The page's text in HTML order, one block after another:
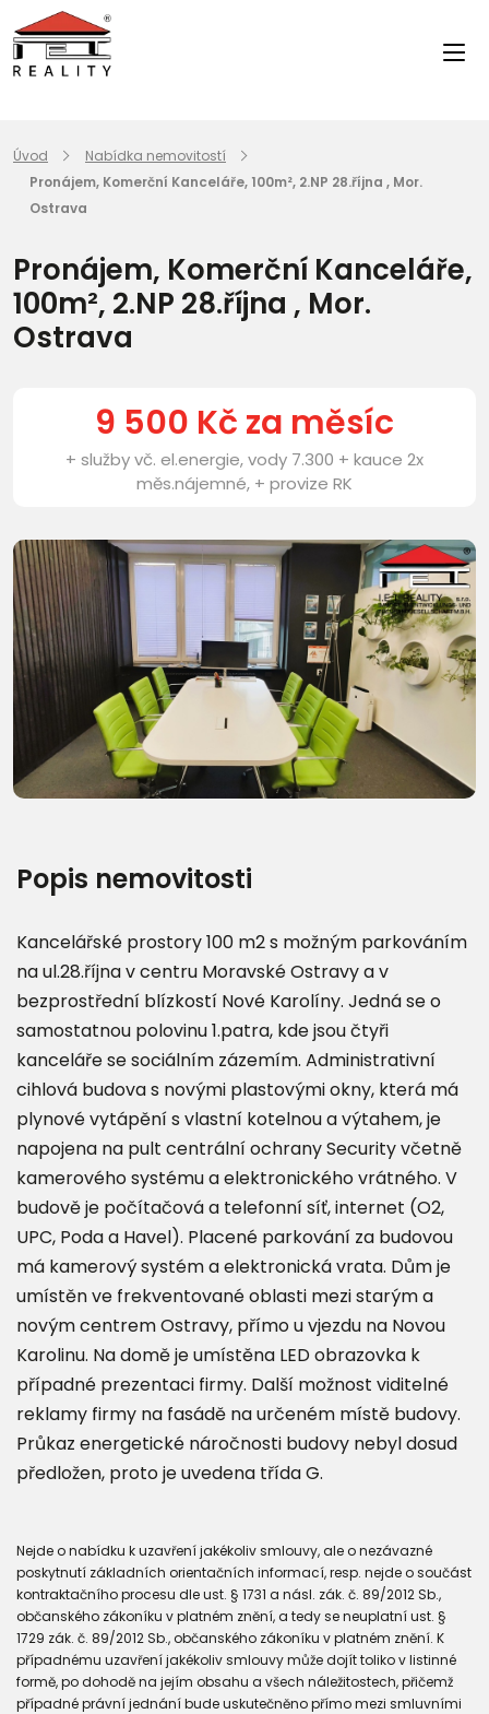
Úvod
Nabídka nemovitostí
Pronájem, Komerční Kanceláře, 100m², 2.NP 28.října , Mor.
Ostrava
Pronájem, Komerční Kanceláře,
100m², 2.NP 28.října , Mor.
Ostrava
9 500 Kč za měsíc
+ služby vč. el.energie, vody 7.300 + kauce 2x
měs.nájemné, + provize RK
Další fotografie (16)
Popis nemovitosti
Kancelářské prostory 100 m2 s možným parkováním
na ul.28.října v centru Moravské Ostravy a v
bezprostřední blízkostí Nové Karolíny. Jedná se o
samostatnou polovinu 1.patra, kde jsou čtyři
kanceláře se sociálním zázemím. Administrativní
cihlová budova s novými plastovými okny, která má
plynové vytápění s vlastní kotelnou a výtahem, je
napojena na pult centrální ochrany Security včetně
kamerového systému a elektronického vrátného. V
budově je počítačová a telefonní síť, internet (O2,
UPC, Poda a Havel). Placené parkování za budovou
má kamerový systém a elektronická vrata. Dům je
umístěn ve frekventované oblasti mezi starým a
novým centrem Ostravy, přímo u vjezdu na Novou
Karolinu. Na domě je umístěna LED obrazovka k
případné prezentaci firmy. Další možnost viditelné
reklamy firmy na fasádě na určeném místě budovy.
Průkaz energetické náročnosti budovy nebyl dosud
předložen, proto je uvedena třída G.
Nejde o nabídku k uzavření jakékoliv smlouvy, ale o nezávazné
poskytnutí základních orientačních informací, resp. nejde o součást
kontraktačního procesu dle ust. § 1731 a násl. zák. č. 89/2012 Sb.,
občanského zákoníku v platném znění, a tedy se neuplatní ust. §
1729 zák. č. 89/2012 Sb., občanského zákoníku v platném znění. K
případnému uzavření jakékoliv smlouvy může dojít toliko v listinné
formě, po dohodě na jejím obsahu a všech náležitostech, přičemž
případné právní jednání bude uskutečněno přímo mezi smluvními